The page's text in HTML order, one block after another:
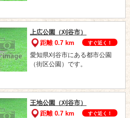
上広公園（刈谷市）
距離 0.7 km
すぐ近く！
愛知県刈谷市にある都市公園
（街区公園）です。
王地公園（刈谷市）
距離 0.7 km
すぐ近く！